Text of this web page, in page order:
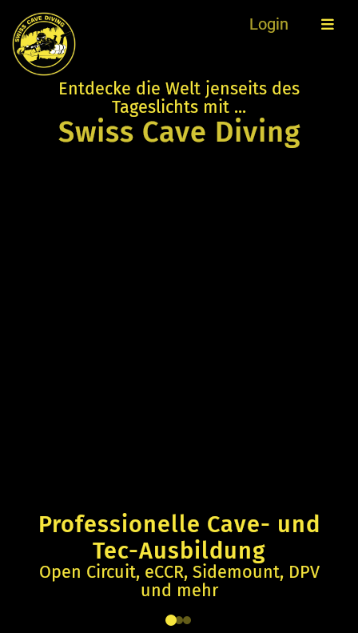
Login
Entdecke die Welt jenseits des
Tageslichts mit ...
Swiss Cave Diving
Professionelle Cave- und
Tec-Ausbildung
Open Circuit, eCCR, Sidemount, DPV
und mehr